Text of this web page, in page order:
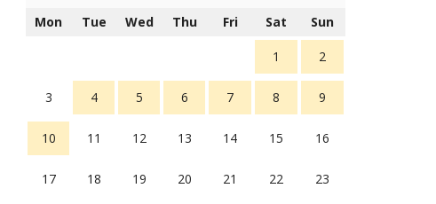
5 tahun Yang lalu
Balas
16
Mon Tue Wed Thu Fri Sat Sun
1 2
3 4 5 6 7 8 9
10 11 12 13 14 15 16
17 18 19 20 21 22 23